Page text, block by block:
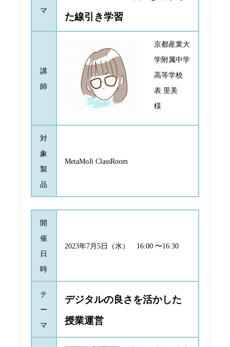
マ
た線引き学習
講
師
京都産業大
学附属中学
高等学校
表 里美
様
対
象
製
品
MetaMoJi ClassRoom
開
催
日
時
2023年7月5日（水） 16:00 〜16:30
テ
ー
マ
デジタルの良さを活かした
授業運営